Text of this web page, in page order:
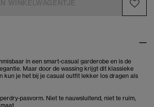
in een smart-casual garderobe en is de
Maar door de wassing krijgt dit klassieke
kun je het bij je casual outfit lekker los dragen als
pasvorm. Niet te nauwsluitend, niet te ruim,